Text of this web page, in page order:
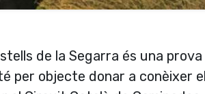
de la Segarra és una
per objecte donar a conèixer